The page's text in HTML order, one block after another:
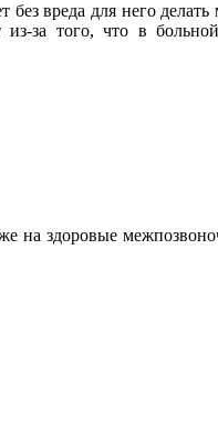
вреда для него делать
за того, что в
на здоровые